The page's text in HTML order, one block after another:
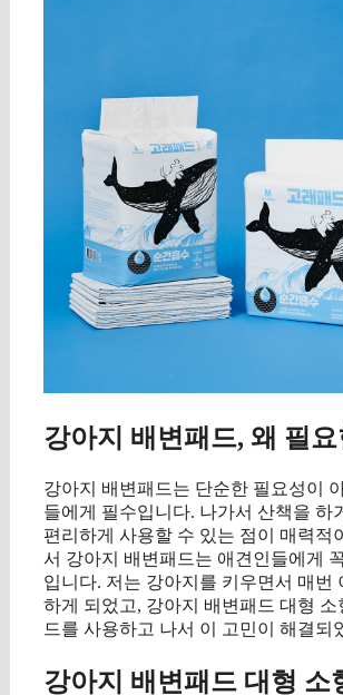
강아지 배변패드, 왜 필요
강아지 배변패드는 단순한 필요성이
들에게 필수입니다. 나가서 산책을 하
편리하게 사용할 수 있는 점이 매력적
서 강아지 배변패드는 애견인들에게
입니다. 저는 강아지를 키우면서 매번
하게 되었고, 강아지 배변패드 대형 소
드를 사용하고 나서 이 고민이 해결되
강아지 배변패드 대형 소